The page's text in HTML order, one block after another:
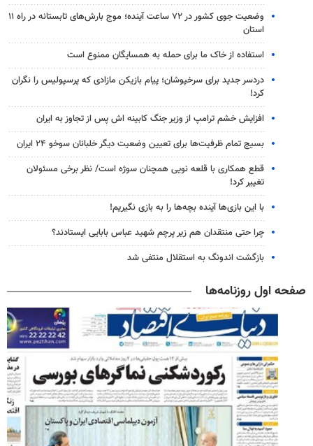
وضعیت جوی کشور در ۷۲ ساعت آینده؛ موج بارش‌های تابستانه در راه ۱۱
استان
استفاده از خاک ما برای حمله به همسایگان ممنوع است
دردسر جدید برای سرخپوشان؛ پیام بازیکن مازادی که پرسپولیس را نگران
کرد!
افزایش خشم ترامپ از وزیر جنگ کابینه اش پس از تجاوز به ایران
بسیج تمام ظرفیت‌ها برای تعیین وضعیت دیگر خلبانان سوخو ۲۴ ایران
قطع همکاری با قلعه نویی همچنان سوژه است/ نظر برخی مسئولان
تغییر کرد!
با این بازی‌ها آینده بچه‌ها را به بازی نگیریم!
چرا حتی منتقدان هم زیر پرچم شهید عباس بابایی ایستادند؟
بازگشت اندونگ به استقلال منتفی شد
صفحه اول روزنامه‌ها